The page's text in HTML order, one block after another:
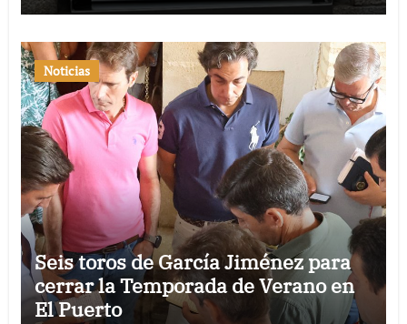
Noticias
Seis toros de García Jiménez para
cerrar la Temporada de Verano en
El Puerto